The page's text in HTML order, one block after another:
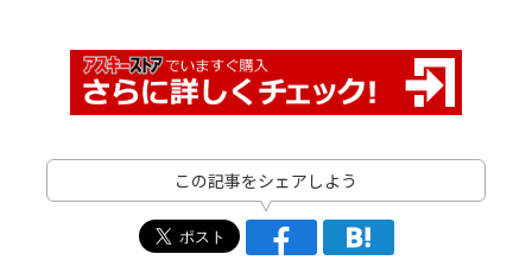
この記事をシェアしよう